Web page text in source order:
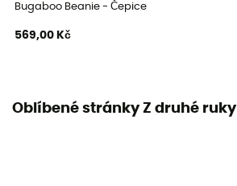
Bugaboo Beanie - Čepice
569,00 Kč
Oblíbené stránky Z druhé ruky